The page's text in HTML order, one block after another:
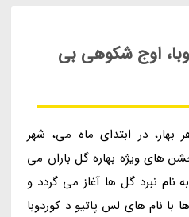
اوج شکوهی بی
بهار، در ابتدای ماه می، شهر
های ویژه بهاره گل باران می
نام نبرد گل ها آغاز می گردد و
با نام های لس پاتیو د کوردوبا